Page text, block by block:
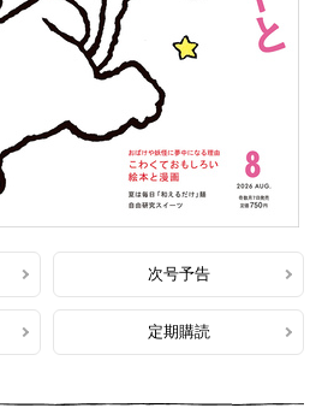
次号予告
定期購読